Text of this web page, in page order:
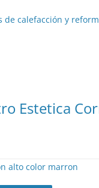
de calefacción y
Estetica